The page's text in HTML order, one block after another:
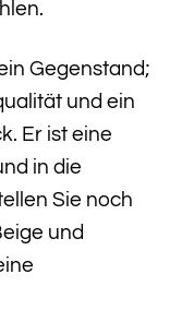
Gegenstand;
und ein
Er ist eine
in die
Sie noch
und